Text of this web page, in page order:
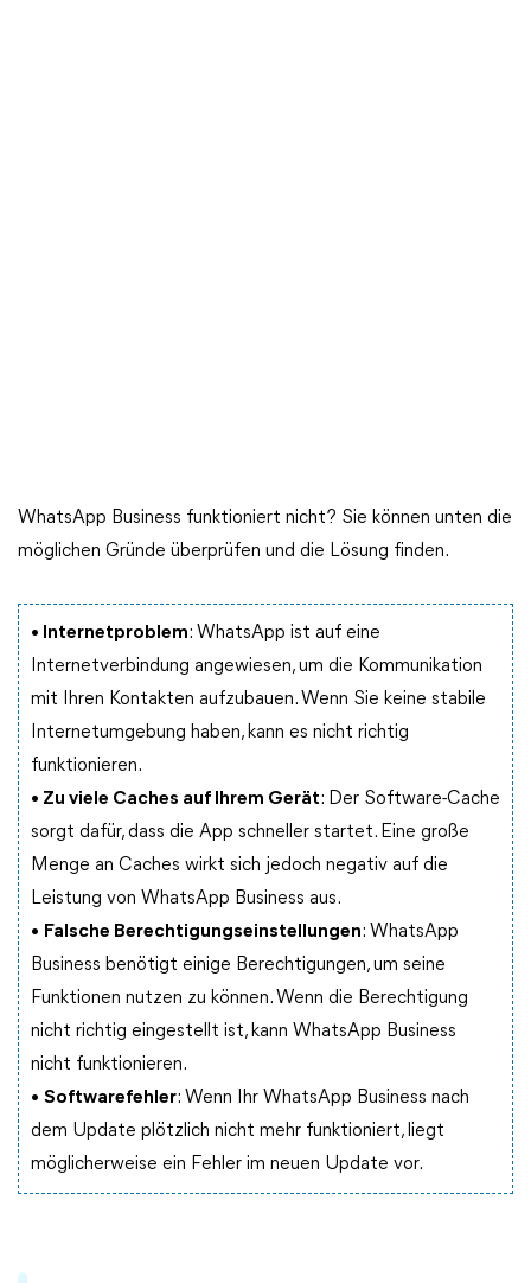
WhatsApp Business funktioniert nicht? Sie können unten die
möglichen Gründe überprüfen und die Lösung finden.
• Internetproblem: WhatsApp ist auf eine
Internetverbindung angewiesen, um die Kommunikation
mit Ihren Kontakten aufzubauen. Wenn Sie keine stabile
Internetumgebung haben, kann es nicht richtig
funktionieren.
• Zu viele Caches auf Ihrem Gerät: Der Software-Cache
sorgt dafür, dass die App schneller startet. Eine große
Menge an Caches wirkt sich jedoch negativ auf die
Leistung von WhatsApp Business aus.
• Falsche Berechtigungseinstellungen: WhatsApp
Business benötigt einige Berechtigungen, um seine
Funktionen nutzen zu können. Wenn die Berechtigung
nicht richtig eingestellt ist, kann WhatsApp Business
nicht funktionieren.
• Softwarefehler: Wenn Ihr WhatsApp Business nach
dem Update plötzlich nicht mehr funktioniert, liegt
möglicherweise ein Fehler im neuen Update vor.